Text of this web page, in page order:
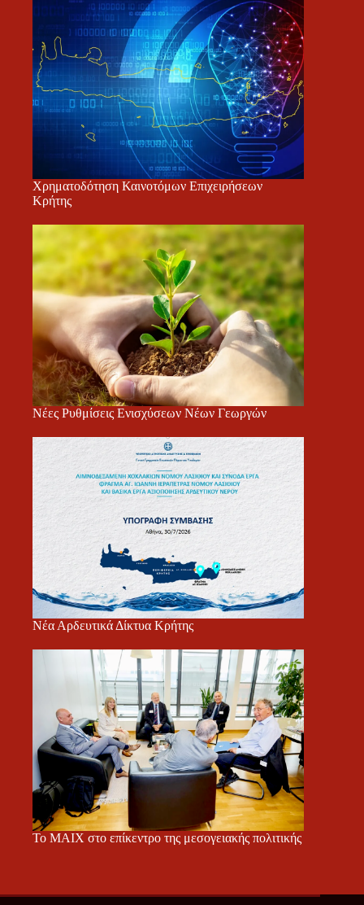
Χρηματοδότηση Καινοτόμων Επιχειρήσεων
Κρήτης
Νέες Ρυθμίσεις Ενισχύσεων Νέων Γεωργών
Νέα Αρδευτικά Δίκτυα Κρήτης
Το ΜΑΙΧ στο επίκεντρο της μεσογειακής πολιτικής